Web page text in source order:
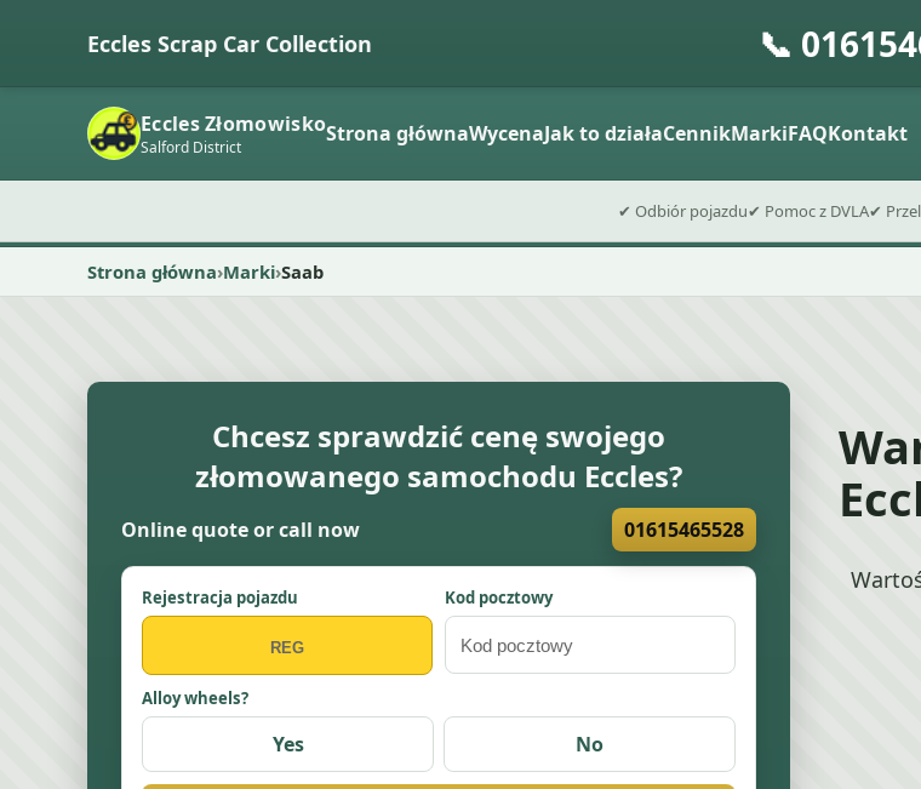
Eccles Scrap Car Collection 📞
Eccles Złomowisko
Salford District Strona głównaWycenaJak to działaCennikMarkiFAQKontakt
✔ Odbiór pojazdu✔ Pomoc z DVLA✔
Strona główna Marki Saab
Chcesz sprawdzić cenę swojego
złomowanego samochodu Eccles?
Online quote or call now 01615465528
Rejestracja pojazdu Kod pocztowy
Alloy wheels?
Yes No